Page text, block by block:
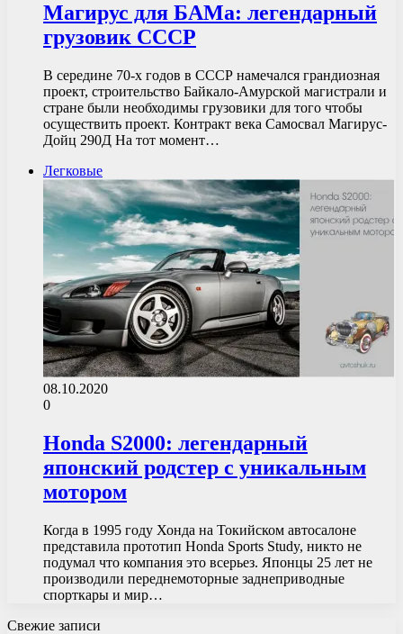
Магирус для БАМа: легендарный
грузовик СССР
В середине 70-х годов в СССР намечался грандиозная
проект, строительство Байкало-Амурской магистрали и
стране были необходимы грузовики для того чтобы
осуществить проект. Контракт века Самосвал Магирус-
Дойц 290Д На тот момент…
Легковые
08.10.2020
0
Honda S2000: легендарный
японский родстер с уникальным
мотором
Когда в 1995 году Хонда на Токийском автосалоне
представила прототип Honda Sports Study, никто не
подумал что компания это всерьез. Японцы 25 лет не
производили переднемоторные заднеприводные
спорткары и мир…
Свежие записи